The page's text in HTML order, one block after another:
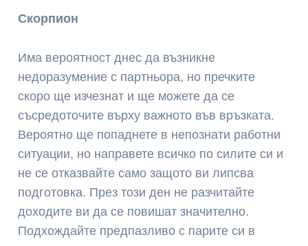
Скорпион
Има вероятност днес да възникне
недоразумение с партньора, но пречките
скоро ще изчезнат и ще можете да се
съсредоточите върху важното във връзката.
Вероятно ще попаднете в непознати работни
ситуации, но направете всичко по силите си и
не се отказвайте само защото ви липсва
подготовка. През този ден не разчитайте
доходите ви да се повишат значително.
Подхождайте предпазливо с парите си в